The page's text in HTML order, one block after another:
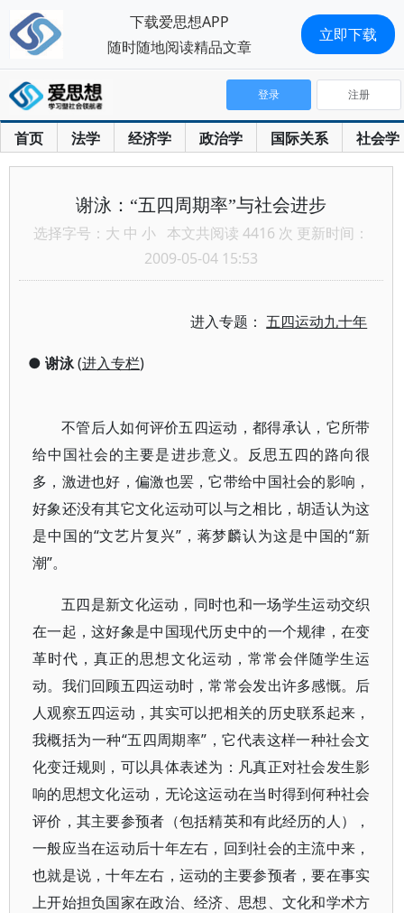
首页 法学 经济学 政治学 国际关系 社会学
登录 注册
谢泳：“五四周期率”与社会进步
选择字号： 大 中 小 本文共阅读 4416 次 更新时间：
2009-05-04 15:53
进入专题：五四运动九十年
● 谢泳(进入专栏)
不管后人如何评价五四运动，都得承认，它所带
给中国社会的主要是进步意义。反思五四的路向很
多，激进也好，偏激也罢，它带给中国社会的影响，
好象还没有其它文化运动可以与之相比，胡适认为这
是中国的“文艺片复兴”，蒋梦麟认为这是中国的“新
潮”。
五四是新文化运动，同时也和一场学生运动交织
在一起，这好象是中国现代历史中的一个规律，在变
革时代，真正的思想文化运动，常常会伴随学生运
动。我们回顾五四运动时，常常会发出许多感慨。后
人观察五四运动，其实可以把相关的历史联系起来，
我概括为一种“五四周期率”，它代表这样一种社会文
化变迁规则，可以具体表述为：凡真正对社会发生影
响的思想文化运动，无论这运动在当时得到何种社会
评价，其主要参预者（包括精英和有此经历的人），
一般应当在运动后十年左右，回到社会的主流中来，
也就是说，十年左右，运动的主要参预者，要在事实
上开始担负国家在政治、经济、思想、文化和学术方
下载爱思想APP
随时随地阅读精品文章
立即下载